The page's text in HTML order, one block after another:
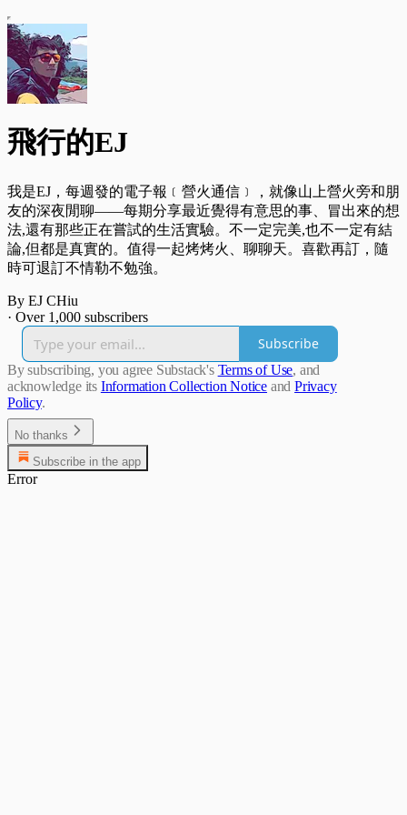
飛行的EJ
我是EJ，每週發的電子報﹝營火通信﹞，就像山上營火旁和朋
友的深夜閒聊——每期分享最近覺得有意思的事、冒出來的想
法,還有那些正在嘗試的生活實驗。不一定完美,也不一定有結
論,但都是真實的。值得一起烤烤火、聊聊天。喜歡再訂，隨
時可退訂不情勒不勉強。
By EJ CHiu
· Over 1,000 subscribers
Subscribe
By subscribing, you agree Substack's Terms of Use, and
acknowledge its Information Collection Notice and Privacy
Policy.
No thanks
Subscribe in the app
Error